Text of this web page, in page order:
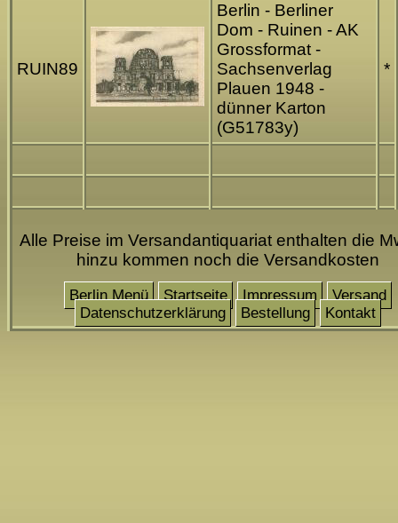
RUIN89
Berlin - Berliner
Dom - Ruinen - AK
Grossformat -
Sachsenverlag
Plauen 1948 -
dünner Karton
(G51783y)
*
Alle Preise im Versandantiquariat enthalten die
hinzu kommen noch die Versandkosten
Berlin Menü Startseite Impressum
Versand
Datenschutzerklärung
Bestellung Kontakt